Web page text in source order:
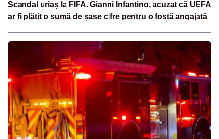
Scandal uriaș la FIFA. Gianni Infantino, acuzat că UEFA
ar fi plătit o sumă de șase cifre pentru o fostă angajată